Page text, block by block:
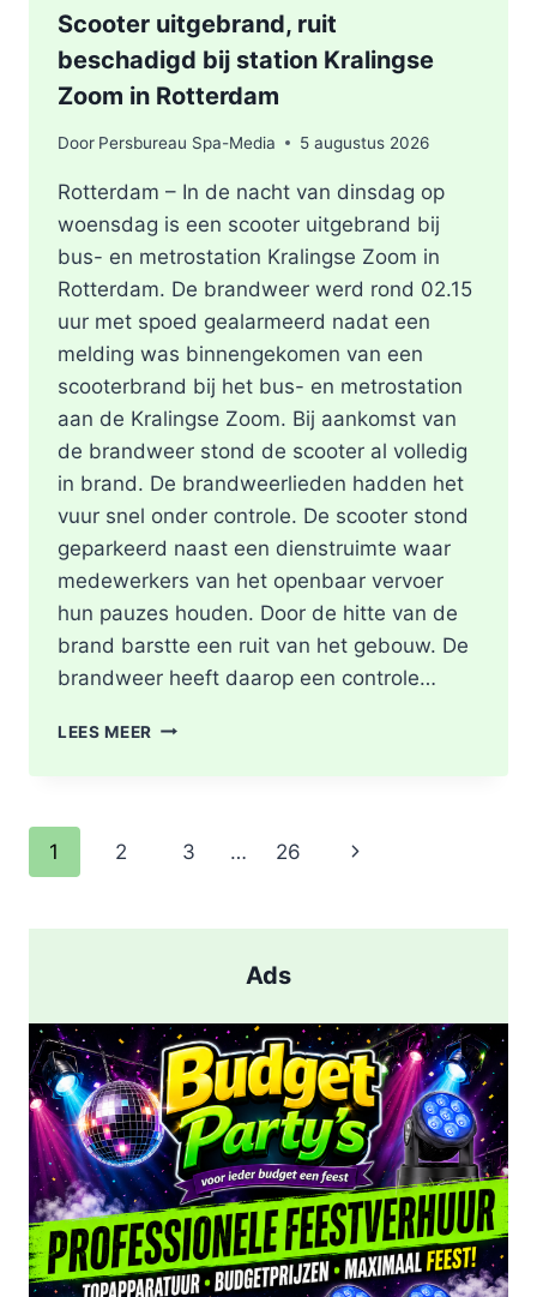
Scooter uitgebrand, ruit
beschadigd bij station Kralingse
Zoom in Rotterdam
Door Persbureau Spa-Media 5 augustus 2026
Rotterdam – In de nacht van dinsdag op
woensdag is een scooter uitgebrand bij
bus- en metrostation Kralingse Zoom in
Rotterdam. De brandweer werd rond 02.15
uur met spoed gealarmeerd nadat een
melding was binnengekomen van een
scooterbrand bij het bus- en metrostation
aan de Kralingse Zoom. Bij aankomst van
de brandweer stond de scooter al volledig
in brand. De brandweerlieden hadden het
vuur snel onder controle. De scooter stond
geparkeerd naast een dienstruimte waar
medewerkers van het openbaar vervoer
hun pauzes houden. Door de hitte van de
brand barstte een ruit van het gebouw. De
brandweer heeft daarop een controle…
LEES MEER SCOOTER
STATION
IN
Paginanavigatie
1 2 3 … 26
Volgende
Ads